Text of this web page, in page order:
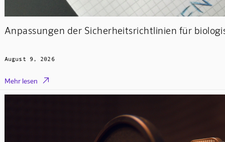
Anpassungen der Sicherheitsrichtlinien für
August 9, 2026
Mehr lesen 